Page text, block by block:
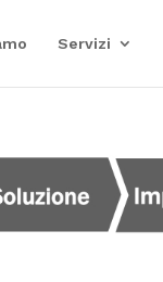
Servizi